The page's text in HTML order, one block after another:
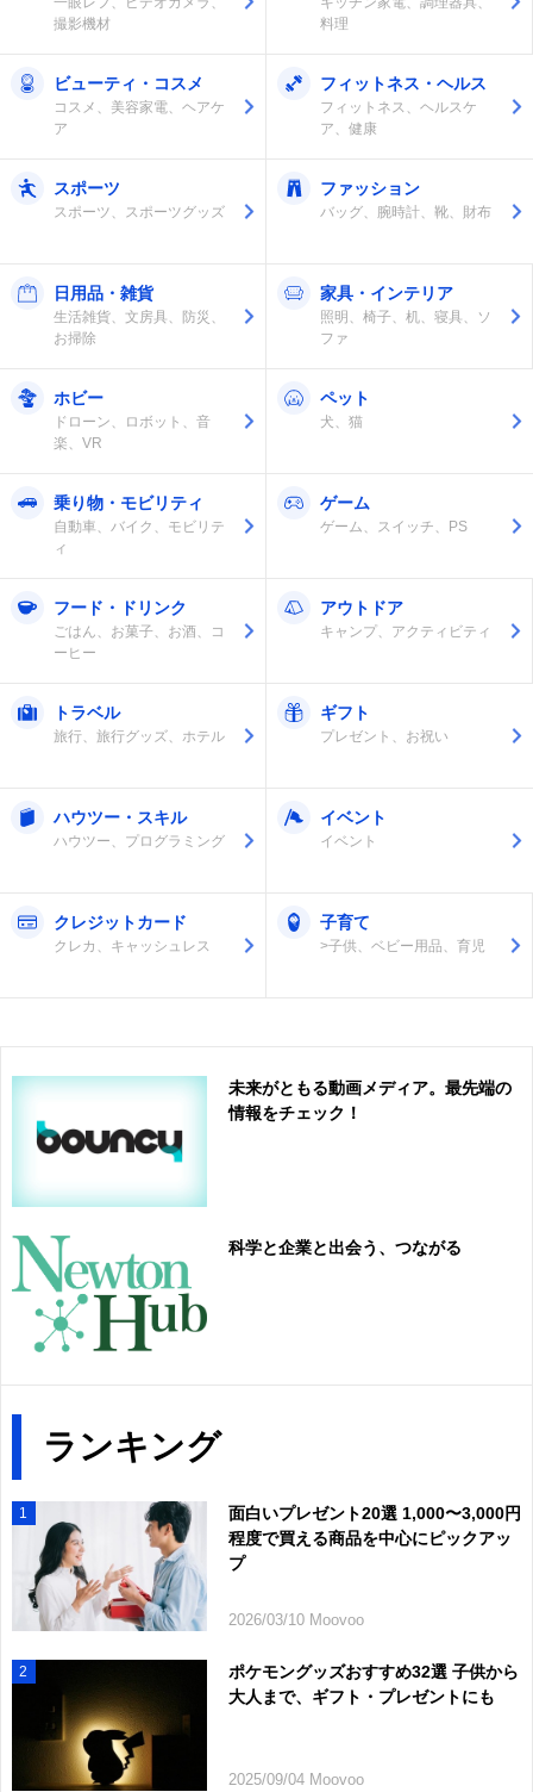
撮影機材
料理
ビューティ・コスメ
コスメ、美容家電、ヘアケ
ア
フィットネス・ヘルス
フィットネス、ヘルスケ
ア、健康
スポーツ
スポーツ、スポーツグッズ
ファッション
バッグ、腕時計、靴、財布
日用品・雑貨
生活雑貨、文房具、防災、
お掃除
家具・インテリア
照明、椅子、机、寝具、ソ
ファ
ホビー
ドローン、ロボット、音
楽、VR
ペット
犬、猫
乗り物・モビリティ
自動車、バイク、モビリテ
ィ
ゲーム
ゲーム、スイッチ、PS
フード・ドリンク
ごはん、お菓子、お酒、コ
ーヒー
アウトドア
キャンプ、アクティビティ
トラベル
旅行、旅行グッズ、ホテル
ギフト
プレゼント、お祝い
ハウツー・スキル
ハウツー、プログラミング
イベント
イベント
クレジットカード
クレカ、キャッシュレス
子育て
>子供、ベビー用品、育児
未来がともる動画メディア。最先端の
情報をチェック！
科学と企業と出会う、つながる
ランキング
1
面白いプレゼント20選 1,000〜3,000円
程度で買える商品を中心にピックアッ
プ
2026/03/10 Moovoo
2
ポケモングッズおすすめ32選 子供から
大人まで、ギフト・プレゼントにも
2025/09/04 Moovoo